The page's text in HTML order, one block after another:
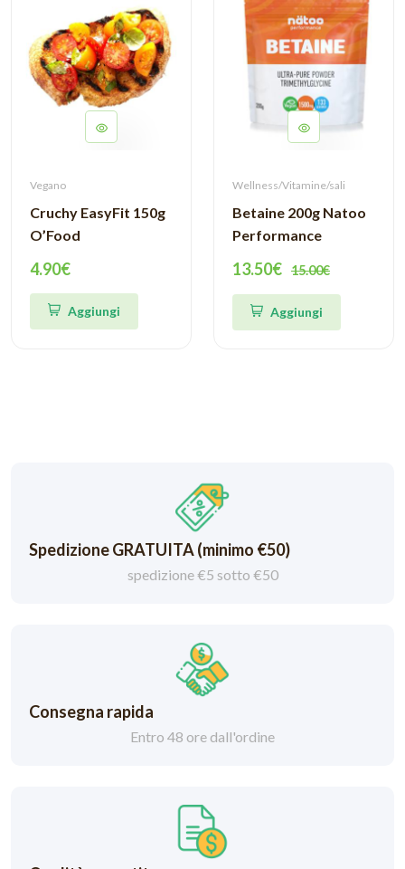
Vegano
Cruchy EasyFit 150g
O’Food
4.90€
Aggiungi
Wellness/Vitamine/sali
Betaine 200g Natoo
Performance
13.50€ 15.00€
Aggiungi
Spedizione GRATUITA (minimo €50)
spedizione €5 sotto €50
Consegna rapida
Entro 48 ore dall'ordine